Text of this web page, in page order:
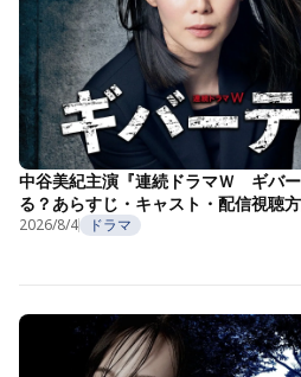
中谷美紀主演『連続ドラマＷ ギバ
る？あらすじ・キャスト・配信視聴
2026/8/4 ドラマ